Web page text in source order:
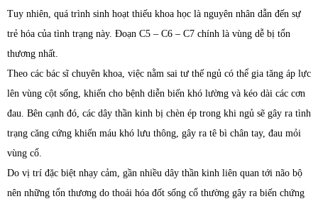
Tuy nhiên, quá trình sinh hoạt thiếu khoa học là nguyên nhân dẫn đến sự
trẻ hóa của tình trạng này. Đoạn C5 – C6 – C7 chính là vùng dễ bị tổn
thương nhất.
Theo các bác sĩ chuyên khoa, việc nằm sai tư thế ngủ có thể gia tăng áp lực
lên vùng cột sống, khiến cho bệnh diễn biến khó lường và kéo dài các cơn
đau. Bên cạnh đó, các dây thần kinh bị chèn ép trong khi ngủ sẽ gây ra tình
trạng căng cứng khiến máu khó lưu thông, gây ra tê bì chân tay, đau mỏi
vùng cổ.
Do vị trí đặc biệt nhạy cảm, gần nhiều dây thần kinh liên quan tới não bộ
nên những tổn thương do thoái hóa đốt sống cổ thường gây ra biến chứng